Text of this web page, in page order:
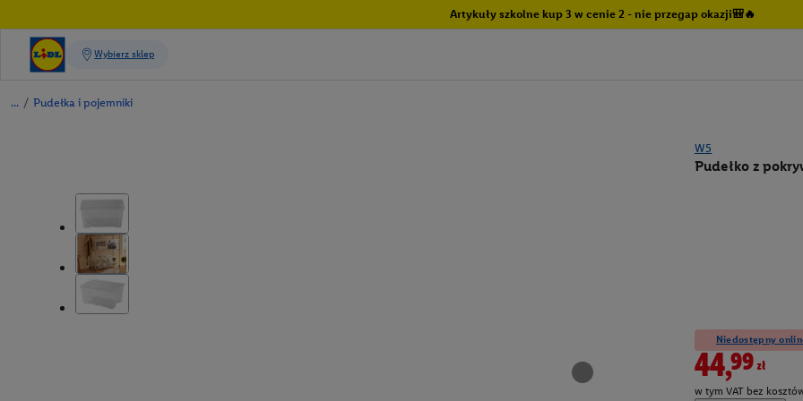
Artykuły szkolne kup 3 w cenie 2 - nie przegap okazji🎒🔥
/ Pudełka i pojemniki
W5
Pudełko z
Niedostępny
44,99zł
w tym VAT bez